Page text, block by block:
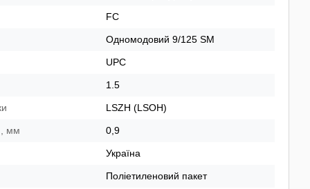
FC
Одномодовий 9/125 SM
UPC
1.5
LSZH (LSOH)
мм 0,9
Україна
Поліетиленовий пакет